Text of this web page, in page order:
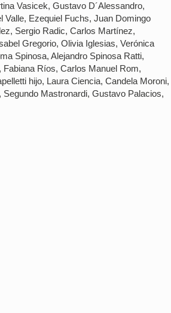
Vasicek, Gustavo D´Alessandro,
Ezequiel Fuchs, Juan Domingo
Sergio Radic, Carlos Martínez,
Gregorio, Olivia Iglesias, Verónica
Spinosa, Alejandro Spinosa Ratti,
Ríos, Carlos Manuel Rom,
hijo, Laura Ciencia, Candela Moroni,
Mastronardi, Gustavo Palacios,